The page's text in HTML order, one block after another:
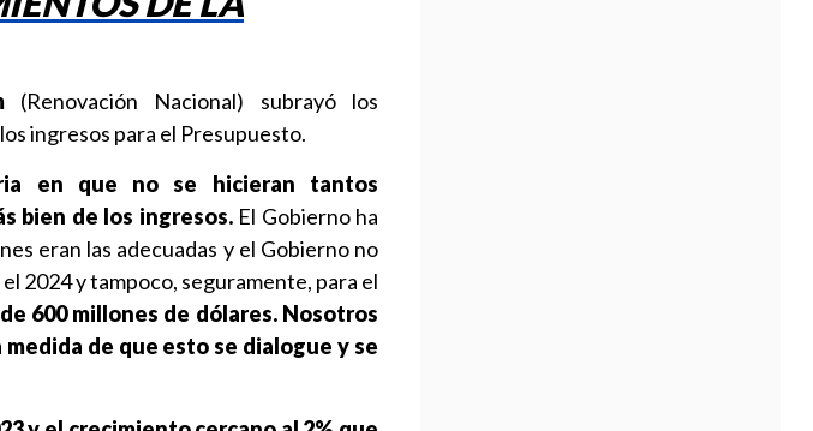
(Renovación Nacional) subrayó los
ingresos para el Presupuesto.
en que no se hicieran tantos
bien de los ingresos.El Gobierno ha
eran las adecuadas y el Gobierno no
2024 y tampoco, seguramente, para el
600 millones de dólares. Nosotros
de que esto se dialogue y se